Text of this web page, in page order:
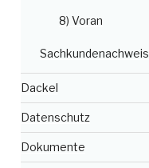
8) Voran
Sachkundenachweis
Dackel
Datenschutz
Dokumente